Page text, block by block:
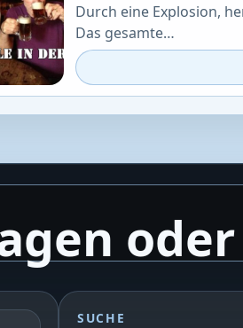
Durch eine Explosion,
Das gesamte…
SUCHE